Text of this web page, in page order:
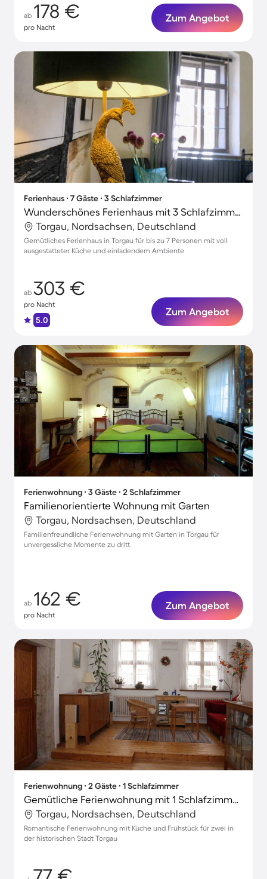
ab 178 €
pro Nacht
Zum Angebot
Ferienhaus ∙ 7 Gäste ∙ 3 Schlafzimmer
Wunderschönes Ferienhaus mit 3 Schlafzimmern für 7 Personen
Torgau, Nordsachsen, Deutschland
Gemütliches Ferienhaus in Torgau für bis zu 7 Personen mit voll
ausgestatteter Küche und einladendem Ambiente
ab 303 €
pro Nacht
5.0
Zum Angebot
Ferienwohnung ∙ 3 Gäste ∙ 2 Schlafzimmer
Familienorientierte Wohnung mit Garten
Torgau, Nordsachsen, Deutschland
Familienfreundliche Ferienwohnung mit Garten in Torgau für
unvergessliche Momente zu dritt
ab 162 €
pro Nacht
Zum Angebot
Ferienwohnung ∙ 2 Gäste ∙ 1 Schlafzimmer
Gemütliche Ferienwohnung mit 1 Schlafzimmer für 2 Personen
Torgau, Nordsachsen, Deutschland
Romantische Ferienwohnung mit Küche und Frühstück für zwei in
der historischen Stadt Torgau